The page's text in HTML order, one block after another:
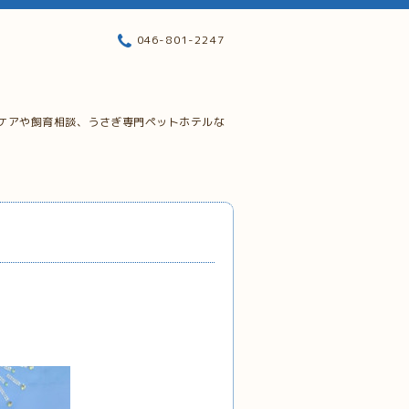
アや飼育相談、うさぎ専門ペットホテルな
046-801-2247